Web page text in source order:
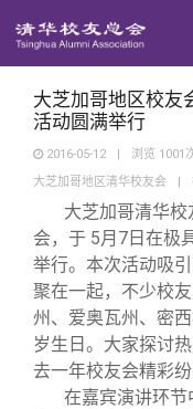
回馈
媒体
百年
校友
校友
大芝加哥地区校友
活动圆满举行
2016-05-12 | 浏览 1001
大芝加哥地区清华校友会
|
大芝加哥清华
会，于 5月7日在极
举行。本次活动吸
聚在一起，不少校
州、爱奥瓦州、密
岁生日。大家探讨
去一年校友会精彩
在嘉宾演讲环